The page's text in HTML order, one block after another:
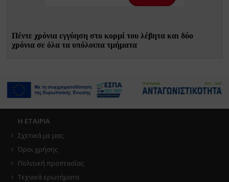
Πέντε χρόνια εγγύηση στο κορμί του λέβητα και δύο
χρόνια σε όλα τα υπόλοιπα τμήματα
Η ΕΤΑΙΡΙΑ
Σχετικά με μας
Όροι χρήσης
Πολιτική προστασίας
Τεχνικά ερωτήματα